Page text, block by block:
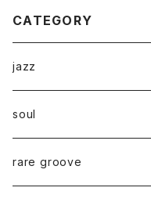
CATEGORY
jazz
soul
rare groove